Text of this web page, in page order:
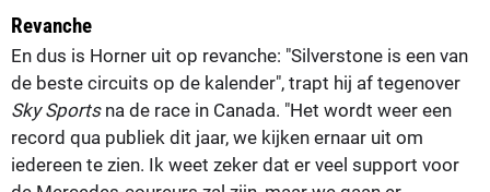
Revanche
En dus is Horner uit op revanche: "Silverstone is een van
de beste circuits op de kalender", trapt hij af tegenover
Sky Sportsna de race in Canada. "Het wordt weer een
record qua publiek dit jaar, we kijken ernaar uit om
iedereen te zien. Ik weet zeker dat er veel support voor